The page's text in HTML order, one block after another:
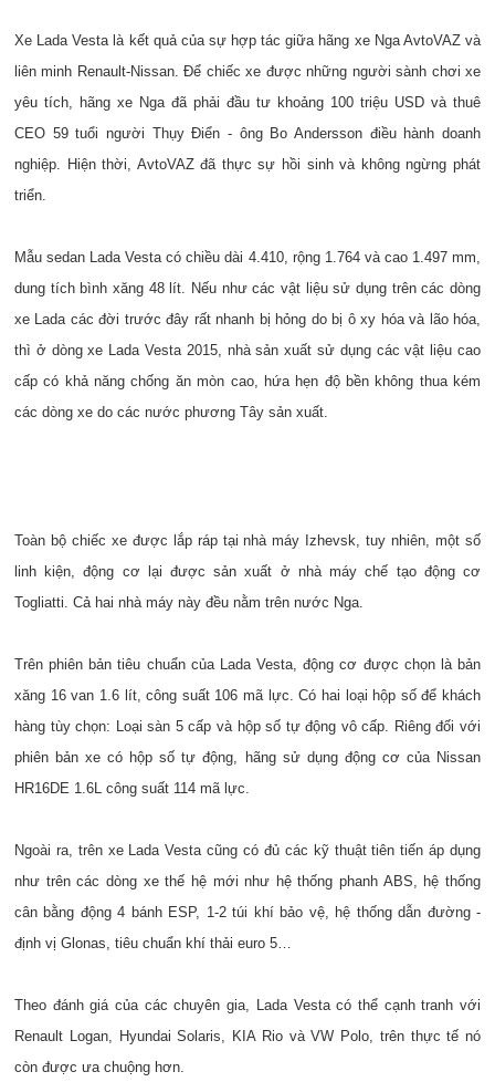
Xe Lada Vesta là kết quả của sự hợp tác giữa hãng xe Nga AvtoVAZ và
liên minh Renault-Nissan. Để chiếc xe được những người sành chơi xe
yêu tích, hãng xe Nga đã phải đầu tư khoảng 100 triệu USD và thuê
CEO 59 tuổi người Thụy Điển - ông Bo Andersson điều hành doanh
nghiệp. Hiện thời, AvtoVAZ đã thực sự hồi sinh và không ngừng phát
triển.
Mẫu sedan Lada Vesta có chiều dài 4.410, rộng 1.764 và cao 1.497 mm,
dung tích bình xăng 48 lít. Nếu như các vật liệu sử dụng trên các dòng
xe Lada các đời trước đây rất nhanh bị hỏng do bị ô xy hóa và lão hóa,
thì ở dòng xe Lada Vesta 2015, nhà sản xuất sử dụng các vật liệu cao
cấp có khả năng chống ăn mòn cao, hứa hẹn độ bền không thua kém
các dòng xe do các nước phương Tây sản xuất.
Toàn bộ chiếc xe được lắp ráp tại nhà máy Izhevsk, tuy nhiên, một số
linh kiện, động cơ lại được sản xuất ở nhà máy chế tạo động cơ
Togliatti. Cả hai nhà máy này đều nằm trên nước Nga.
Trên phiên bản tiêu chuẩn của Lada Vesta, động cơ được chọn là bản
xăng 16 van 1.6 lít, công suất 106 mã lực. Có hai loại hộp số để khách
hàng tùy chọn: Loại sàn 5 cấp và hộp số tự động vô cấp. Riêng đối với
phiên bản xe có hộp số tự động, hãng sử dụng động cơ của Nissan
HR16DE 1.6L công suất 114 mã lực.
Ngoài ra, trên xe Lada Vesta cũng có đủ các kỹ thuật tiên tiến áp dụng
như trên các dòng xe thế hệ mới như hệ thống phanh ABS, hệ thống
cân bằng động 4 bánh ESP, 1-2 túi khí bảo vệ, hệ thống dẫn đường -
định vị Glonas, tiêu chuẩn khí thải euro 5…
Theo đánh giá của các chuyên gia, Lada Vesta có thể cạnh tranh với
Renault Logan, Hyundai Solaris, KIA Rio và VW Polo, trên thực tế nó
còn được ưa chuộng hơn.